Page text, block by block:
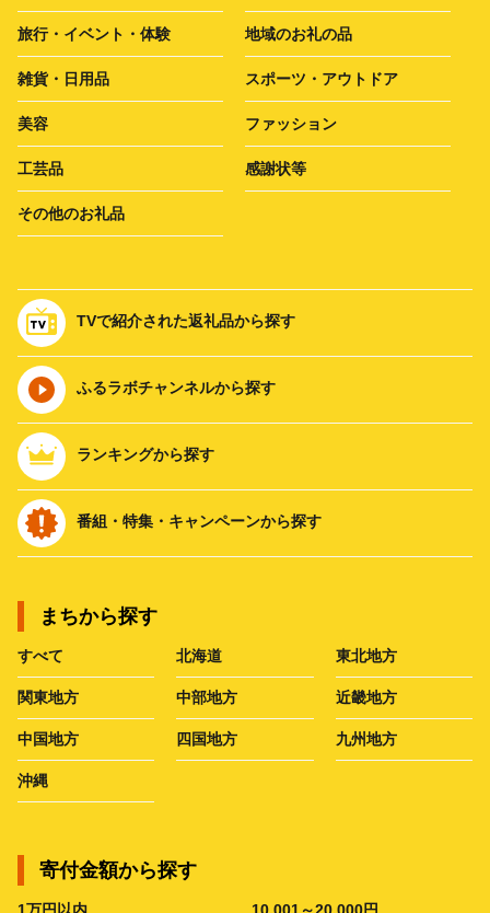
旅行・イベント・体験 地域のお礼の品
雑貨・日用品 スポーツ・アウトドア
美容 ファッション
工芸品 感謝状等
その他のお礼品
TVで紹介された返礼品から探す
ふるラボチャンネルから探す
ランキングから探す
番組・特集・キャンペーンから探す
まちから探す
すべて 北海道 東北地方
関東地方 中部地方 近畿地方
中国地方 四国地方 九州地方
沖縄
寄付金額から探す
1万円以内 10,001～20,000円